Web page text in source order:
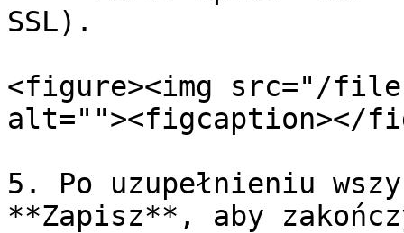
SSL).
<figure><img src="/files/
alt=""><figcaption></
5. Po uzupełnieniu
**Zapisz**, aby